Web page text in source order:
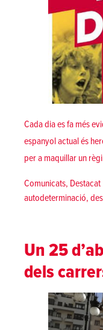
Cada dia es fa més
espanyol actual és
per a maquillar un
Posted in
Comunicats, Destacat
Tags:
autodeterminació,
Un 25
dels